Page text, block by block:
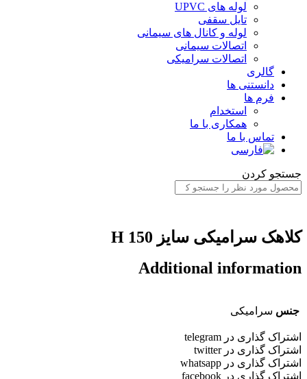
لوله های UPVC
تایل سقفی
لوله و کانال های سیمانی
اتصالات سیمانی
اتصالات سرامیکی
گالری
دانستنی ها
فرم ها
استخدام
همکاری با ما
تماس با ما
جستجو کردن
کلاهک سرامیکی سایز H 150
Additional information
جنس سرامیکی
اشتراک گذاری در telegram
اشتراک گذاری در twitter
اشتراک گذاری در whatsapp
اشتراک گذاری در facebook